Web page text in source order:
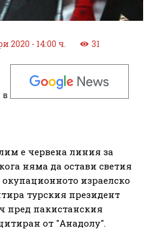
2020 - 14:00 ч. 31
в
е червена линия за
няма да остави светия
израелско
турския президент
пред пакистанския
от "Анадолу".